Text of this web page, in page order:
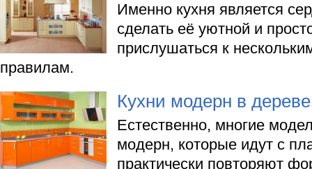
Именно кухня является
сделать её уютной и
прислушаться к
правилам.
Кухни модерн в
Естественно, многие
модерн, которые идут с
практически повторяют